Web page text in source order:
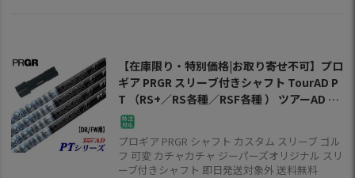
【在庫限り・特別価格|お取り寄せ不可】プロ
ギア PRGR スリーブ付きシャフト TourAD P
T （RS+／RS各種／RSF各種 ） ツアーAD P
T ゴルフ シャフト
プロギア PRGR シャフト カスタム スリーブ ゴル
フ 可変 カチャカチャ ジーパーズオリジナル スリ
ーブ付きシャフト 即日発送対象外 送料無料